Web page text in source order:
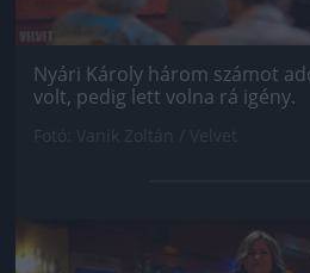
Nyári Károly három számot
volt, pedig lett volna rá igény.
Jön még